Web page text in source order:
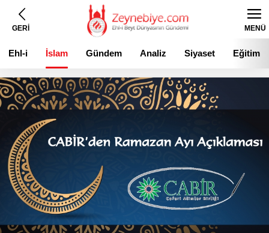
GERİ MENÜ
Ehl-i
Beyt
İslam Gündem Analiz Siyaset Eğitim